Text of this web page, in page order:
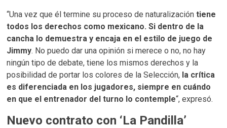
“Una vez que él termine su proceso de naturalización tiene
todos los derechos como mexicano. Si dentro de la
cancha lo demuestra y encaja en el estilo de juego de
Jimmy. No puedo dar una opinión si merece o no, no hay
ningún tipo de debate, tiene los mismos derechos y la
posibilidad de portar los colores de la Selección, la crítica
es diferenciada en los jugadores, siempre en cuándo
en que el entrenador del turno lo contemple“, expresó.
Nuevo contrato con ‘La Pandilla’